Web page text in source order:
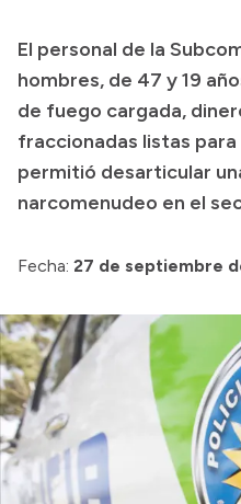
Boletín Oficial
Compras y licitaciones
Consulta de expedientes
Consulta de pago a
Convocatorias
El personal de la
hombres, de 47 y 19
de fuego cargada,
fraccionadas listas
permitió desarticular
narcomenudeo en el
Fecha: 27 de septiembre